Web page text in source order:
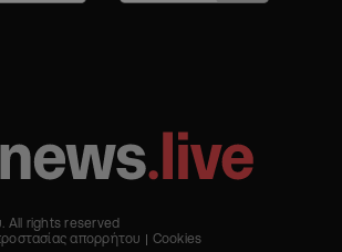
All rights reserved
απορρήτου Cookies